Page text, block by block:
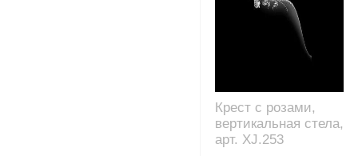
Крест с розами,
вертикальная стела,
арт. XJ.253